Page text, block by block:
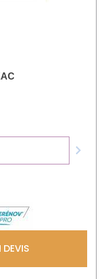
Next
DEVIS